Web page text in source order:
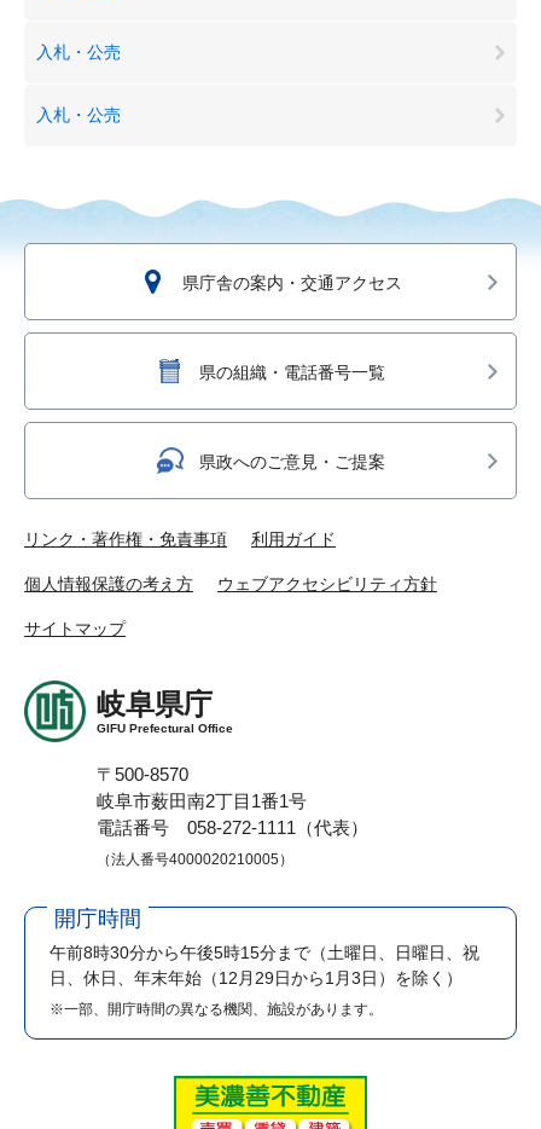
入札・公売
入札・公売
県庁舎の案内・交通アクセス
県の組織・電話番号一覧
県政へのご意見・ご提案
リンク・著作権・免責事項 利用ガイド
個人情報保護の考え方 ウェブアクセシビリティ方針
サイトマップ
岐阜県庁
GIFU Prefectural Office
〒500-8570
岐阜市薮田南2丁目1番1号
電話番号 058-272-1111（代表）
（法人番号4000020210005）
開庁時間
午前8時30分から午後5時15分まで （土曜日、日曜日、祝
日、休日、年末年始（12月29日から1月3日）を除く）
※一部、開庁時間の異なる機関、施設があります。